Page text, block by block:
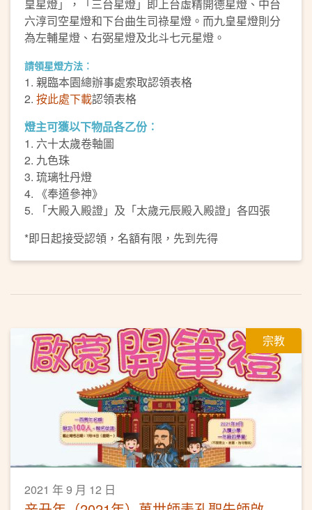
皇星燈」，「三台星燈」即上台虛精開德星燈、中台
六淳司空星燈和下台曲生司祿星燈。而九皇星燈則分
為左輔星燈、右弼星燈及北斗七元星燈。
請領星燈方法︰
1. 親臨本園總辦事處索取認領表格
2. 按此處下載認領表格
燈主可獲以下物品各乙份︰
1. 六十太歲卷軸圖
2. 九色珠
3. 琉璃牡丹燈
4. 《奉道參神》
5. 「大殿入殿證」及「太歲元辰殿入殿證」各四張
*即日起接受認領，名額有限，先到先得
宗教
2021 年 9 月 12 日